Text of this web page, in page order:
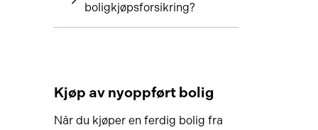
boligkjøpsforsikring?
Kjøp av nyoppført bolig
Når du kjøper en ferdig bolig fra